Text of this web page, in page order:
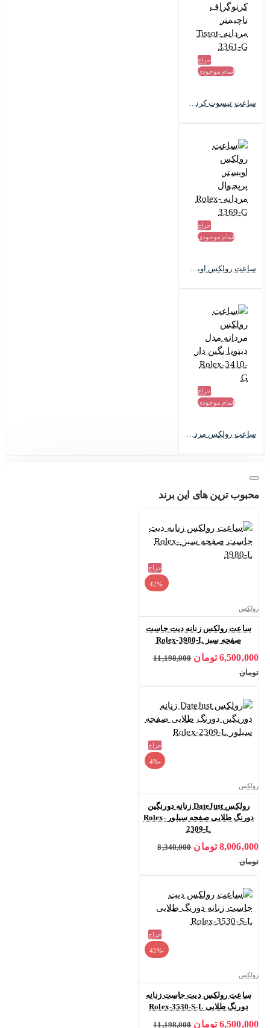
حراج
اتمام موجودی
ساعت تیسوت کرنوگراف تاچیمتر مردانه Tissot-3361-G
حراج
اتمام موجودی
ساعت رولکس اویستر پرپچوال مردانه Rolex-3369-G
حراج
اتمام موجودی
ساعت رولکس مردانه مدل دیتونا نگین دار Rolex-3410-G
محبوب ترین های این برند
حراج
-42%
رولکس
ساعت رولکس زنانه دیت جاست
صفحه سبز Rolex-3980-L
6,500,000 تومان
11,198,000
تومان
حراج
-4%
رولکس
رولکس DateJust زنانه دورنگین
دورنگ طلایی صفحه سیلور Rolex-
2309-L
8,006,000 تومان
8,340,000
تومان
حراج
-42%
رولکس
ساعت رولکس دیت جاست زنانه
دورنگ طلایی Rolex-3530-S-L
6,500,000 تومان 11,198,000